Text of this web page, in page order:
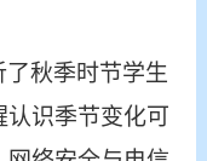
秋季时节学生
认识季节变化可